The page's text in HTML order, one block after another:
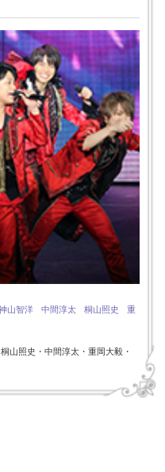
山智洋 中間淳太 桐山照史
重
山照史・中間淳太・重岡大毅・